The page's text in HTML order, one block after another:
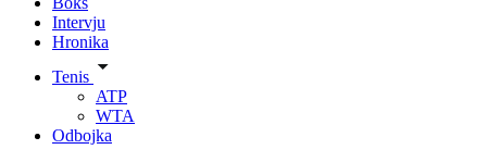
Intervju
Hronika
Tenis
ATP
WTA
Odbojka